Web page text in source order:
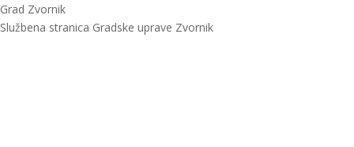
Grad Zvornik
Službena stranica Gradske uprave Zvornik